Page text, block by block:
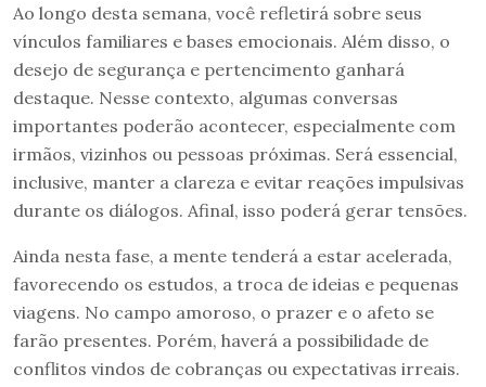
Ao longo desta semana, você refletirá sobre seus
vínculos familiares e bases emocionais. Além disso, o
desejo de segurança e pertencimento ganhará
destaque. Nesse contexto, algumas conversas
importantes poderão acontecer, especialmente com
irmãos, vizinhos ou pessoas próximas. Será essencial,
inclusive, manter a clareza e evitar reações impulsivas
durante os diálogos. Afinal, isso poderá gerar tensões.
Ainda nesta fase, a mente tenderá a estar acelerada,
favorecendo os estudos, a troca de ideias e pequenas
viagens. No campo amoroso, o prazer e o afeto se
farão presentes. Porém, haverá a possibilidade de
conflitos vindos de cobranças ou expectativas irreais.